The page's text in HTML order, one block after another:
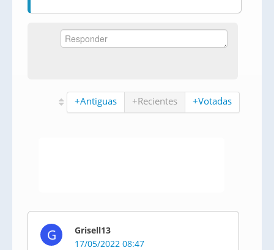
+Antiguas +Recientes +Votadas
G
Grisell13
17/05/2022 08:47